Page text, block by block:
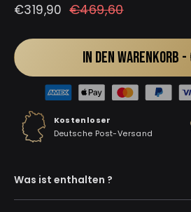
Normaler
Sonderpreis
€319,90 €469,60
IN DEN WARENKORB -
Kostenloser
Deutsche Post-Versand
Was ist enthalten ?